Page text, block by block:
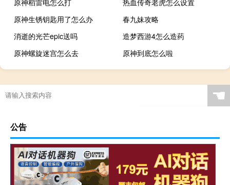
原神稻雷电怎么打
热血传奇老虎怎么设置
原神生锈钥匙用了怎么办
春九妹攻略
消逝的光芒epic送吗
造梦西游4怎么造药
原神螺旋迷宫怎么去
原神到底怎么啦
☚
公告